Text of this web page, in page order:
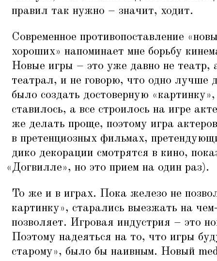
правил так нужно – значит, ходит.
Современное противопоставление «
хороших» напоминает мне борьбу
Новые игры – это уже давно не театр,
театрал, и не говорю, что одно лучше
было создать достоверную «
ставилось, а все строилось на игре
же делать проще, поэтому игра
в претенциозных фильмах,
дико декорации смотрятся в кино,
«Догвилле», но это прием на один раз).
То же и в играх. Пока железо не
картинку», старались выезжать на
позволяет. Игровая индустрия – это
Поэтому надеяться на то, что игры
старому», было бы наивным. Новый